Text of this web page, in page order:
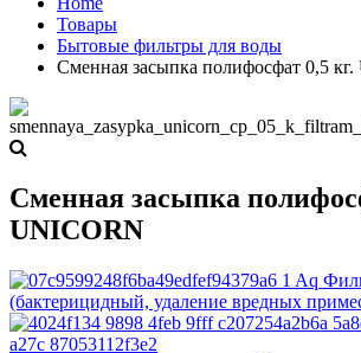
Товары
Бытовые фильтры для воды
Сменная засыпка полифосфат 0,5
Сменная засыпка
UNICORN
Aq
(бактерицидный, удаление вредных